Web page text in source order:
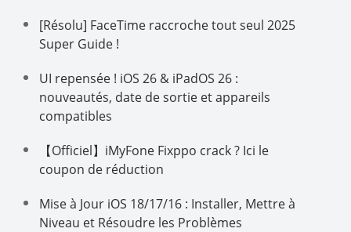
[Résolu] FaceTime raccroche tout seul 2025
Super Guide !
UI repensée ! iOS 26 & iPadOS 26 :
nouveautés, date de sortie et appareils
compatibles
【Officiel】iMyFone Fixppo crack ? Ici le
coupon de réduction
Mise à Jour iOS 18/17/16 : Installer, Mettre à
Niveau et Résoudre les Problèmes